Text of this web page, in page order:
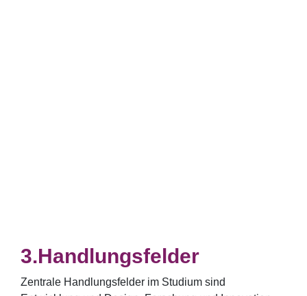
Handlungsfelder
Zentrale Handlungsfelder im Studium sind